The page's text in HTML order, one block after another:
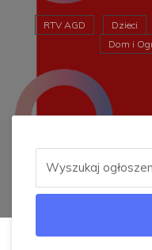
RTV AGD Dzieci
Dom i